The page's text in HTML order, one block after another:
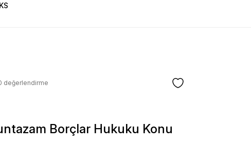
değerlendirme
Borçlar Hukuku Konu